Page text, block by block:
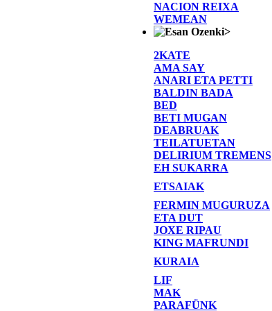
NACION REIXA
WEMEAN
>
2KATE
AMA SAY
ANARI ETA PETTI
BALDIN BADA
BED
BETI MUGAN
DEABRUAK
TEILATUETAN
DELIRIUM TREMENS
EH SUKARRA
ETSAIAK
FERMIN MUGURUZA
ETA DUT
JOXE RIPAU
KING MAFRUNDI
KURAIA
LIF
MAK
PARAFÜNK